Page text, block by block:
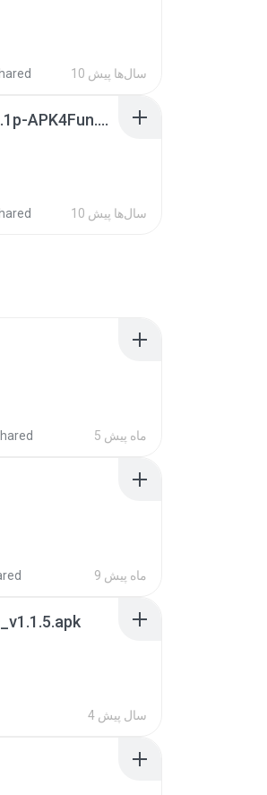
10 سال‌ها پیش
com.quelaba.sopaletras-2.1p-APK4Fun.com.apk
10 سال‌ها پیش
5 ماه پیش
9 ماه پیش
4 سال پیش